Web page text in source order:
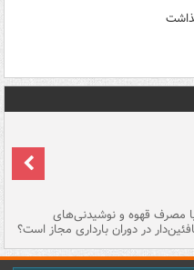
مصرف قهوه و نوشیدنی‌های
در دوران بارداری مجاز است؟